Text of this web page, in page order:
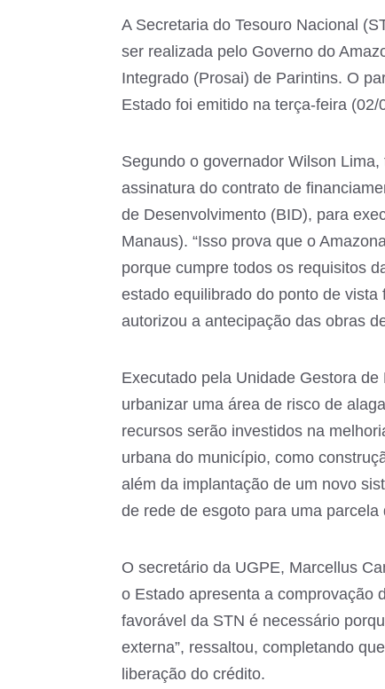
A Secretaria do Tesouro Nacional
ser realizada pelo Governo do
Integrado (Prosai) de Parintins. O
Estado foi emitido na terça-feira (02/
Segundo o governador Wilson
assinatura do contrato de
de Desenvolvimento (BID), para
Manaus). “Isso prova que o
porque cumpre todos os requisitos
estado equilibrado do ponto de
autorizou a antecipação das obras
Executado pela Unidade Gestora
urbanizar uma área de risco de
recursos serão investidos na
urbana do município, como
além da implantação de um novo
de rede de esgoto para uma parcela
O secretário da UGPE, Marcellus
o Estado apresenta a comprovação
favorável da STN é necessário
externa”, ressaltou, completando
liberação do crédito.